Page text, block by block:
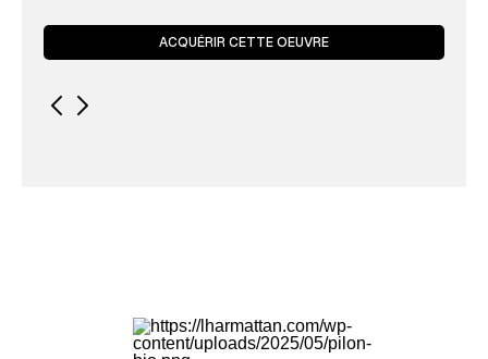
ACQUÉRIR CETTE OEUVRE